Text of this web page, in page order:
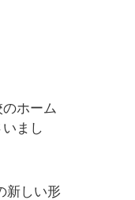
ホーム
まし
新しい形